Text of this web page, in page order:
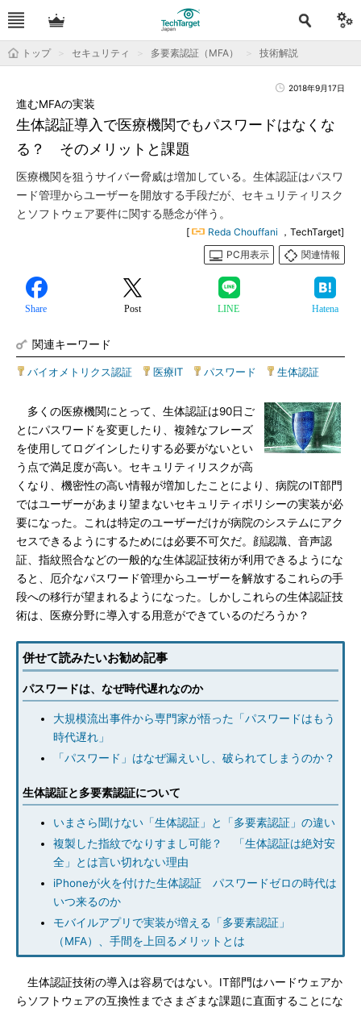
トップ セキュリティ 多要素認証（MFA） 技術解説
2018年9月17日
生体認証導入で医療機関でもパスワードはなくな
る？ そのメリットと課題
進むMFAの実装
医療機関を狙うサイバー脅威は増加している。生体認証はパスワ
ード管理からユーザーを開放する手段だが、セキュリティリスク
とソフトウェア要件に関する懸念が伴う。
[ Reda Chouffani ，TechTarget]
PC用表示
関連情報
Share Post LINE Hatena
関連キーワード
バイオメトリクス認証 医療IT パスワード 生体認証
多くの医療機関にとって、生体認証は90日ご
とにパスワードを変更したり、複雑なフレーズ
を使用してログインしたりする必要がないとい
う点で満足度が高い。セキュリティリスクが高
くなり、機密性の高い情報が増加したことにより、病院のIT部門
ではユーザーがあまり望まないセキュリティポリシーの実装が必
要になった。これは特定のユーザーだけが病院のシステムにアク
セスできるようにするためには必要不可欠だ。顔認識、音声認
証、指紋照合などの一般的な生体認証技術が利用できるようにな
ると、厄介なパスワード管理からユーザーを解放するこれらの手
段への移行が望まれるようになった。しかしこれらの生体認証技
術は、医療分野に導入する用意ができているのだろうか？
併せて読みたいお勧め記事
パスワードは、なぜ時代遅れなのか
大規模流出事件から専門家が悟った「パスワードはもう
時代遅れ」
「パスワード」はなぜ漏えいし、破られてしまうのか？
生体認証と多要素認証について
いまさら聞けない「生体認証」と「多要素認証」の違い
複製した指紋でなりすまし可能？ 「生体認証は絶対安
全」とは言い切れない理由
iPhoneが火を付けた生体認証 パスワードゼロの時代は
いつ来るのか
モバイルアプリで実装が増える「多要素認証」
（MFA）、手間を上回るメリットとは
生体認証技術の導入は容易ではない。IT部門はハードウェアか
らソフトウェアの互換性までさまざまな課題に直面することにな